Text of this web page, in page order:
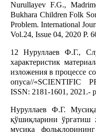
Nurullayev F.G.,
Bukhara Children Folk
Problem. International
Vol.24, Issue 04, 2020 P.
12 Нуруллаев Ф.Г.,
характеристик
изложения в процессе
опуса//«SCIENTIFIC
ISSN: 2181-1601, 2021.-
Нуруллаев Ф.Г.
қўшиқларини ўргатиш
мусиқа